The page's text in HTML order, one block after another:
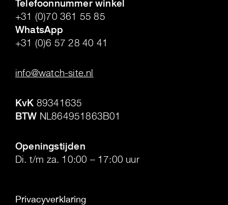
Telefoonnummer winkel
+31 (0)70 361 55 85
WhatsApp
+31 (0)6 57 28 40 41
info@watch-site.nl
KvK 89341635
BTW NL864951863B01
Openingstijden
Di. t/m za. 10:00 – 17:00 uur
Privacyverklaring